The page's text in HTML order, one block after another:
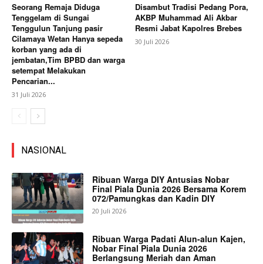
Seorang Remaja Diduga
Tenggelam di Sungai
Tenggulun Tanjung pasir
Cilamaya Wetan Hanya sepeda
korban yang ada di
jembatan,Tim BPBD dan warga
setempat Melakukan
Pencarian...
31 Juli 2026
Disambut Tradisi Pedang Pora,
AKBP Muhammad Ali Akbar
Resmi Jabat Kapolres Brebes
30 Juli 2026
NASIONAL
Ribuan Warga DIY Antusias Nobar
Final Piala Dunia 2026 Bersama Korem
072/Pamungkas dan Kadin DIY
20 Juli 2026
Ribuan Warga Padati Alun-alun Kajen,
Nobar Final Piala Dunia 2026
Berlangsung Meriah dan Aman